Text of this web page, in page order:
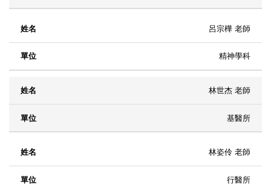
呂宗樺 老師
精神學科
林世杰 老師
基醫所
林姿伶 老師
行醫所